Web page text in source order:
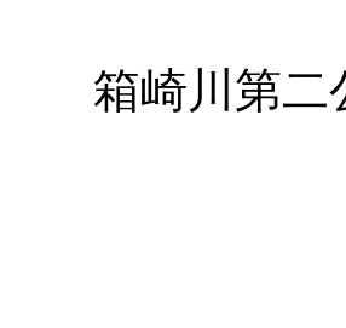
箱崎川第